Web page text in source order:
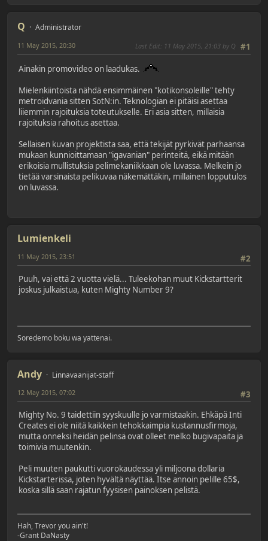
Q Administrator
#1
11 May 2015, 20:30 Last Edit: 11 May 2015, 21:03 by Q
Ainakin promovideo on laadukas.
Mielenkiintoista nähdä ensimmäinen "kotikonsoleille" tehty
metroidvania sitten SotN:in. Teknologian ei pitäisi asettaa
liiemmin rajoituksia toteutukselle. Eri asia sitten, millaisia
rajoituksia rahoitus asettaa.
Sellaisen kuvan projektista saa, että tekijät pyrkivät parhaansa
mukaan kunnioittamaan "igavanian" perinteitä, eikä mitään
erikoisia mullistuksia pelimekaniikkaan ole luvassa. Melkein jo
tietää varsinaista pelikuvaa näkemättäkin, millainen lopputulos
on luvassa.
Lumienkeli
#2
11 May 2015, 23:51
Puuh, vai että 2 vuotta vielä... Tuleekohan muut Kickstartterit
joskus julkaistua, kuten Mighty Number 9?
Soredemo boku wa yattenai.
Andy Linnavaanijat-staff
#3
12 May 2015, 07:02
Mighty No. 9 taidettiin syyskuulle jo varmistaakin. Ehkäpä Inti
Creates ei ole niitä kaikkein tehokkaimpia kustannusfirmoja,
mutta onneksi heidän pelinsä ovat olleet melko bugivapaita ja
toimivia muutenkin.
Peli muuten paukutti vuorokaudessa yli miljoona dollaria
Kickstarterissa, joten hyvältä näyttää. Itse annoin pelille 65$,
koska sillä saan rajatun fyysisen painoksen pelistä.
Hah, Trevor you ain't!
-Grant DaNasty